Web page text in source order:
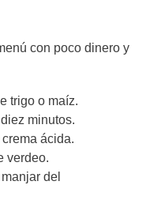
con poco dinero y
trigo o maíz.
minutos.
ácida.
verdeo.
del